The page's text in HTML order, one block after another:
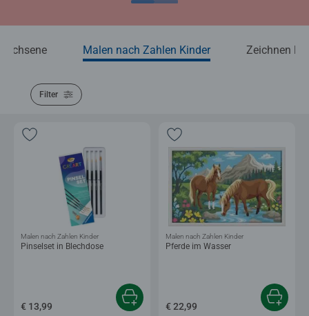
Malen nach Zahlen Kinder Zeichnen
Filter
Pinselset in Blechdose
Malen nach Zahlen Kinder
€ 13,99
Pferde im Wasser
Malen nach Zahlen Kinder
€ 22,99